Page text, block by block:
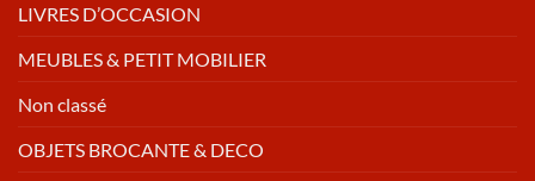
LIVRES D’OCCASION
MEUBLES & PETIT MOBILIER
Non classé
OBJETS BROCANTE & DECO